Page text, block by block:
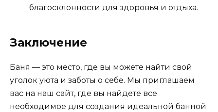
благосклонности для здоровья и отдыха.
Заключение
Баня — это место, где вы можете найти свой
уголок уюта и заботы о себе. Мы приглашаем
вас на наш сайт, где вы найдете все
необходимое для создания идеальной банной